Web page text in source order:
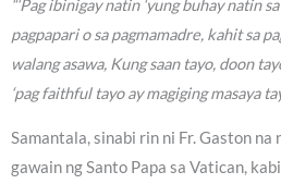
“‘Pag ibinigay natin ‘yung buhay natin
pagpapari o sa pagmamadre, kahit sa
walang asawa, Kung saan tayo, doon
‘pag faithful tayo ay magiging masaya
Samantala, sinabi rin ni Fr. Gaston na
gawain ng Santo Papa sa Vatican,